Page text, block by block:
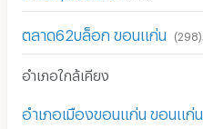
ตลาด62บล็อก ขอนแก่น (298)
อำเภอใกล้เคียง
อำเภอเมืองขอนแก่น ขอนแก่น